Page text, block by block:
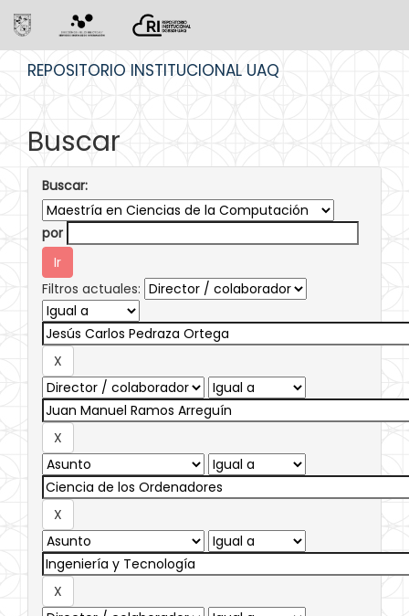
REPOSITORIO INSTITUCIONAL UAQ
Buscar
Buscar:
por
Filtros actuales: